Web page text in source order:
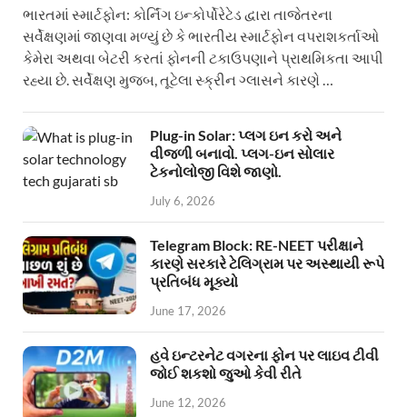
ભારતમાં સ્માર્ટફોન: કોર્નિંગ ઇન્કોર્પોરેટેડ દ્વારા તાજેતરના
સર્વેક્ષણમાં જાણવા મળ્યું છે કે ભારતીય સ્માર્ટફોન વપરાશકર્તાઓ
કેમેરા અથવા બેટરી કરતાં ફોનની ટકાઉપણાને પ્રાથમિકતા આપી
રહ્યા છે. સર્વેક્ષણ મુજબ, તૂટેલા સ્ક્રીન ગ્લાસને કારણે …
Plug-in Solar: પ્લગ ઇન કરો અને
વીજળી બનાવો. પ્લગ-ઇન સોલાર
ટેકનોલોજી વિશે જાણો.
July 6, 2026
Telegram Block: RE-NEET પરીક્ષાને
કારણે સરકારે ટેલિગ્રામ પર અસ્થાયી રૂપે
પ્રતિબંધ મૂક્યો
June 17, 2026
હવે ઇન્ટરનેટ વગરના ફોન પર લાઇવ ટીવી
જોઈ શકશો જુઓ કેવી રીતે
June 12, 2026